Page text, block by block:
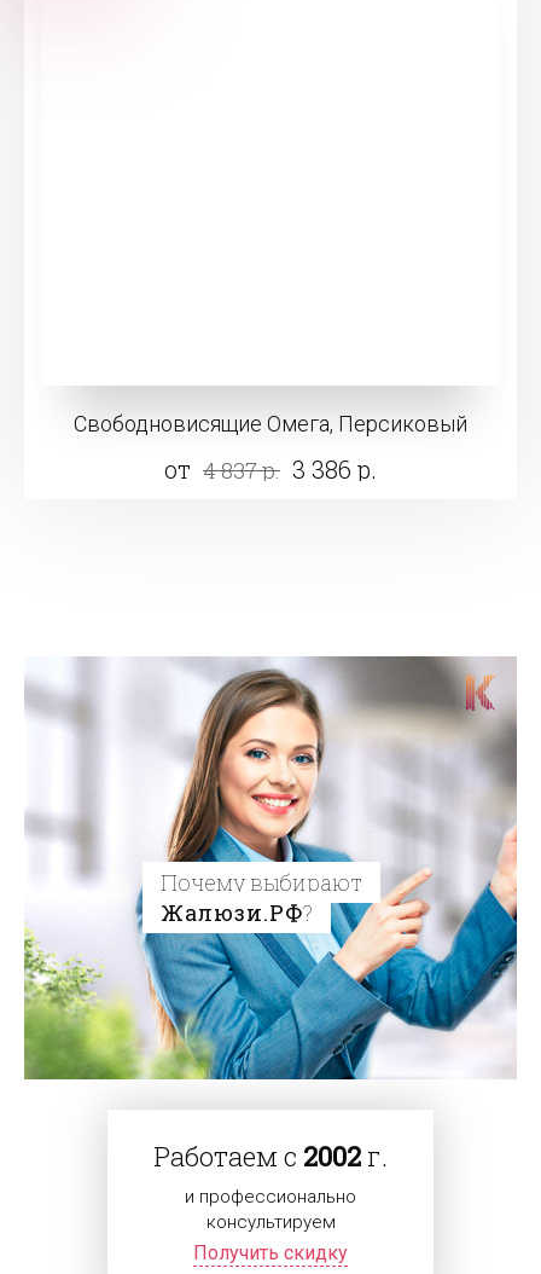
Свободновисящие Омега, Персиковый
от 4 837 р. 3 386 р.
Почему выбирают
Жалюзи.РФ?
Работаем с 2002 г.
и профессионально
консультируем
Получить скидку